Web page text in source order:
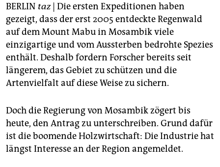
unterstützen
abo
genossenschaft
epaper login
BERLIN taz| Die ersten Expeditionen haben
gezeigt, dass der erst 2005 entdeckte Regenwald
auf dem Mount Mabu in Mosambik viele
einzigartige und vom Aussterben bedrohte Spezies
enthält. Deshalb fordern Forscher bereits seit
längerem, das Gebiet zu schützen und die
Artenvielfalt auf diese Weise zu sichern.
Doch die Regierung von Mosambik zögert bis
heute, den Antrag zu unterschreiben. Grund dafür
ist die boomende Holzwirtschaft: Die Industrie hat
längst Interesse an der Region angemeldet.